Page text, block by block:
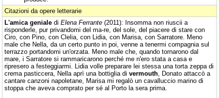
Citazioni da opere letterarie
L'amica geniale di Elena Ferrante (2011): Insomma non riuscii a
risponderle, pur privandomi del ma-re, del sole, del piacere di stare con
Ciro, con Pino, con Clelia, con Lidia, con Marisa, con Sarratore. Meno
male che Nella, da un certo punto in poi, venne a tenermi compagnia sul
terrazzo portandomi un'orzata. Meno male che, quando tornarono dal
mare, i Sarratore si rammaricarono perché me n'ero stata a casa e
ripresero a festeggiarmi. Lidia volle preparare lei stessa una torta zeppa di
crema pasticcera, Nella aprì una bottiglia di vermouth , Donato attaccò a
cantare canzoni napoletane, Marisa mi regalò un cavalluccio marino di
stoppa che aveva comprato per sé al Porto la sera prima.